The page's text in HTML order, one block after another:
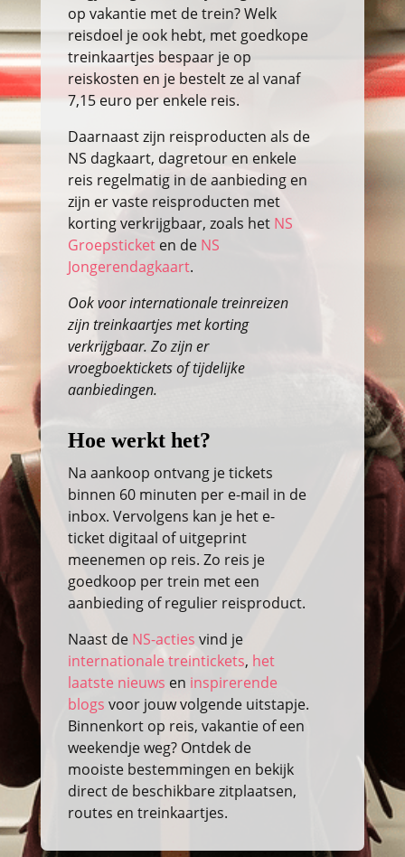
op vakantie met de trein? Welk
reisdoel je ook hebt, met goedkope
treinkaartjes bespaar je op
reiskosten en je bestelt ze al vanaf
7,15 euro per enkele reis.
Daarnaast zijn reisproducten als de
NS dagkaart, dagretour en enkele
reis regelmatig in de aanbieding en
zijn er vaste reisproducten met
korting verkrijgbaar, zoals het NS
Groepsticketen de NS
Jongerendagkaart.
Ook voor internationale treinreizen
zijn treinkaartjes met korting
verkrijgbaar. Zo zijn er
vroegboektickets of tijdelijke
aanbiedingen.
Hoe werkt het?
Na aankoop ontvang je tickets
binnen 60 minuten per e-mail in de
inbox. Vervolgens kan je het e-
ticket digitaal of uitgeprint
meenemen op reis. Zo reis je
goedkoop per trein met een
aanbieding of regulier reisproduct.
Naast de NS-acties vind je
internationale treintickets, het
laatste nieuws en inspirerende
blogs voor jouw volgende uitstapje.
Binnenkort op reis, vakantie of een
weekendje weg? Ontdek de
mooiste bestemmingen en bekijk
direct de beschikbare zitplaatsen,
routes en treinkaartjes.